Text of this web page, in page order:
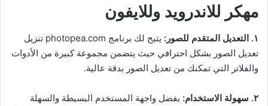
مهكر للاندرويد وللايفون
١. التعديل المتقدم للصور:
يتيح لك برنامج photopea.com تنزيل
تعديل الصور بشكل احترافي حيث يتضمن مجموعة كبيرة من الأدوات
والفلاتر التي تمكنك من تعديل الصور بدقة عالية.
٢. سهولة الاستخدام:
بفضل واجهة المستخدم البسيطة والسهلة